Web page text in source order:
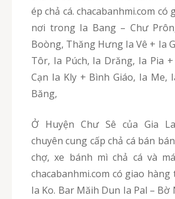
ép chả cá. chacabanhmi.com có
nơi trong Ia Bang – Chư
Boòng, Thăng Hưng Ia Vê + Ia
Tôr, Ia Púch, Ia Drăng, Ia Pia
Cạn Ia Kly + Bình Giáo, Ia Me,
Băng,
Ở Huyện Chư Sê của Gia Lai, chúng tôi
chuyên cung cấp chả cá bán
chợ, xe bánh mì chả cá và
chacabanhmi.com có giao
Ia Ko. Bar Măih Dun Ia Pal –